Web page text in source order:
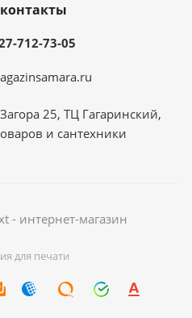
712-73-05
25, ТЦ Гагаринский,
и сантехники
- интернет-магазин
для печати